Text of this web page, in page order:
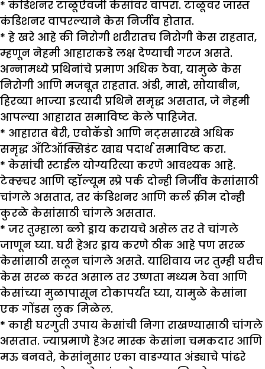
* कंडिशनर टाळूऐवजी केसांवर वापरा. टाळूवर जास्त
कंडिशनर वापरल्याने केस निर्जीव होतात.
* हे खरे आहे की निरोगी शरीरातच निरोगी केस राहतात,
म्हणून नेहमी आहाराकडे लक्ष देण्याची गरज असते.
अन्नामध्ये प्रथिनांचे प्रमाण अधिक ठेवा, यामुळे केस
निरोगी आणि मजबूत राहतात. अंडी, मासे, सोयाबीन,
हिरव्या भाज्या इत्यादी प्रथिने समृद्ध असतात, जे नेहमी
आपल्या आहारात समाविष्ट केले पाहिजेत.
* आहारात बेरी, एवोकॅडो आणि नट्ससारखे अधिक
समृद्ध अँटिऑक्सिडंट खाद्य पदार्थ समाविष्ट करा.
* केसांची स्टाईल योग्यरित्या करणे आवश्यक आहे.
टेक्स्चर आणि व्हॉल्यूम स्प्रे पर्क दोन्ही निर्जीव केसांसाठी
चांगले असतात, तर कंडिशनर आणि कर्ल क्रीम दोन्ही
कुरळे केसांसाठी चांगले असतात.
* जर तुम्हाला ब्लो ड्राय करायचे असेल तर ते चांगले
जाणून घ्या. घरी हेअर ड्राय करणे ठीक आहे पण सरळ
केसांसाठी सलून चांगले असते. याशिवाय जर तुम्ही घरीच
केस सरळ करत असाल तर उष्णता मध्यम ठेवा आणि
केसांच्या मुळापासून टोकापर्यंत घ्या, यामुळे केसांना
एक गोंडस लुक मिळेल.
* काही घरगुती उपाय केसांची निगा राखण्यासाठी चांगले
असतात. ज्याप्रमाणे हेअर मास्क केसांना चमकदार आणि
मऊ बनवते, केसांनुसार एका वाडग्यात अंड्याचे पांढरे